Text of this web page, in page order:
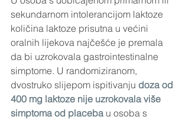
sekundarnom intolerancijom laktoze
količina laktoze prisutna u većini
oralnih lijekova najčešće je premala
da bi uzrokovala gastrointestinalne
simptome. U randomiziranom,
dvostruko slijepom ispitivanju doza od
400 mg laktoze nije uzrokovala više
simptoma od placeba u osoba s